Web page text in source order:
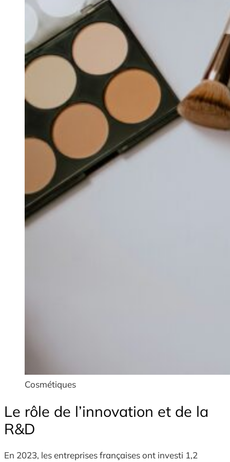
Cosmétiques
Le rôle de l’innovation et de la
R&D
En 2023, les entreprises françaises ont investi 1,2